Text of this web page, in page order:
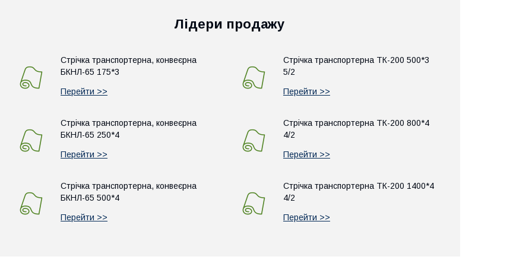
Лідери продажу
Стрічка транспортерна, конвеєрна
БКНЛ-65 175*3
Перейти >>
Стрічка транспортерна, конвеєрна
БКНЛ-65 250*4
Перейти >>
Стрічка транспортерна, конвеєрна
БКНЛ-65 500*4
Перейти >>
Стрічка транспортерна ТК-200 500*3
5/2
Перейти >>
Стрічка транспортерна ТК-200 800*4
4/2
Перейти >>
Стрічка транспортерна ТК-200 1400*4
4/2
Перейти >>